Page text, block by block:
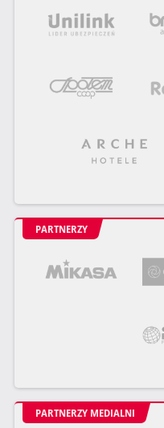
PARTNERZY
PARTNERZY MEDIALNI